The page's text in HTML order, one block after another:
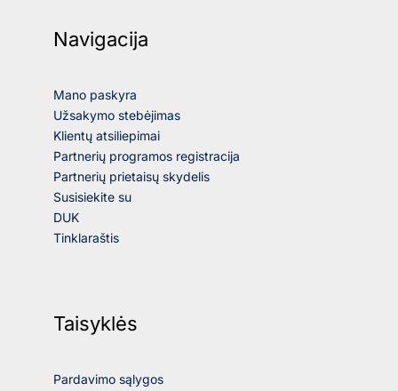
Navigacija
Mano paskyra
Užsakymo stebėjimas
Klientų atsiliepimai
Partnerių programos registracija
Partnerių prietaisų skydelis
Susisiekite su
DUK
Tinklaraštis
Taisyklės
Pardavimo sąlygos